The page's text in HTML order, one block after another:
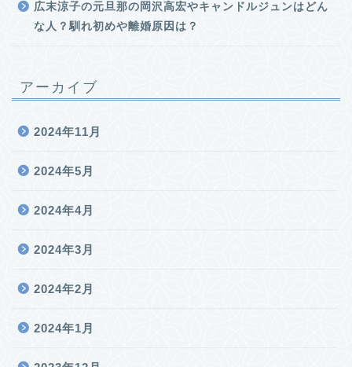
広末涼子の元旦那の岡沢高宏やキャンドルジュンはどん
な人？馴れ初めや離婚原因は？
アーカイブ
2024年11月
2024年5月
2024年4月
2024年3月
2024年2月
2024年1月